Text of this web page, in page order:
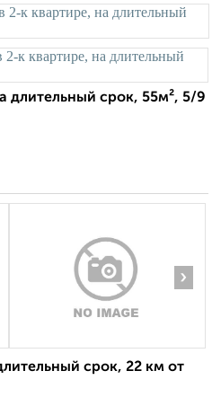
длительный срок, 55м², 5/9
›
срок, 22 км от